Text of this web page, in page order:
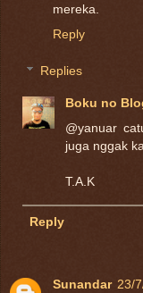
mereka.
Reply
Replies
Boku no
@yanuar
juga nggak
T.A.K
Reply
Sunandar 23/